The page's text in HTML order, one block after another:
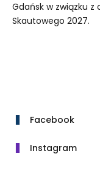
Gdańsk w związku
Skautowego 2027.
Facebook
Instagram